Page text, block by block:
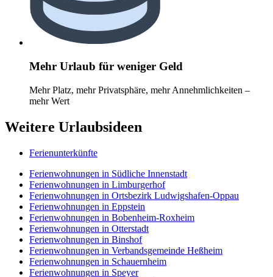
Mehr Urlaub für weniger Geld
Mehr Platz, mehr Privatsphäre, mehr Annehmlichkeiten –
mehr Wert
Weitere Urlaubsideen
Ferienunterkünfte
Ferienwohnungen in Südliche Innenstadt
Ferienwohnungen in Limburgerhof
Ferienwohnungen in Ortsbezirk Ludwigshafen-Oppau
Ferienwohnungen in Eppstein
Ferienwohnungen in Bobenheim-Roxheim
Ferienwohnungen in Otterstadt
Ferienwohnungen in Binshof
Ferienwohnungen in Verbandsgemeinde Heßheim
Ferienwohnungen in Schauernheim
Ferienwohnungen in Speyer